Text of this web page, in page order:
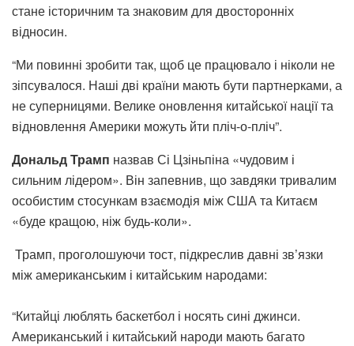
стане історичним та знаковим для двосторонніх
відносин.
“Ми повинні зробити так, щоб це працювало і ніколи не
зіпсувалося. Наші дві країни мають бути партнерками, а
не суперницями. Велике оновлення китайської нації та
відновлення Америки можуть йти пліч-о-пліч”.
Дональд Трамп назвав Сі Цзіньпіна «чудовим і
сильним лідером». Він запевнив, що завдяки тривалим
особистим стосункам взаємодія між США та Китаєм
«буде кращою, ніж будь-коли».
Трамп, проголошуючи тост, підкреслив давні зв’язки
між американським і китайським народами:
“Китайці люблять баскетбол і носять сині джинси.
Американський і китайський народи мають багато